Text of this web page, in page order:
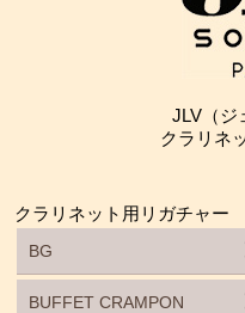
JLV（ジ
クラリネ
クラリネット用リガチャー
BG
BUFFET CRAMPON